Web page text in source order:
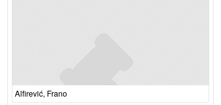
Alfirević, Frano